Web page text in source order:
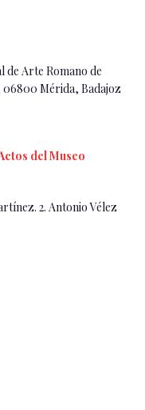
de Arte Romano de
06800 Mérida, Badajoz
del Museo
2. Antonio Vélez